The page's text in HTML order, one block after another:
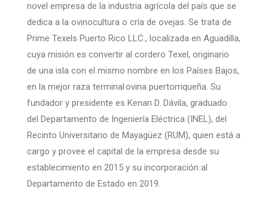
novel empresa de la industria agrícola del país que se
dedica a la ovinocultura o cría de ovejas. Se trata de
Prime Texels Puerto Rico LLC., localizada en Aguadilla,
cuya misión es convertir al cordero Texel, originario
de una isla con el mismo nombre en los Países Bajos,
en la mejor raza terminal ovina puertorriqueña. Su
fundador y presidente es Kenan D. Dávila, graduado
del Departamento de Ingeniería Eléctrica (INEL), del
Recinto Universitario de Mayagüez (RUM), quien está a
cargo y provee el capital de la empresa desde su
establecimiento en 2015 y su incorporación al
Departamento de Estado en 2019.